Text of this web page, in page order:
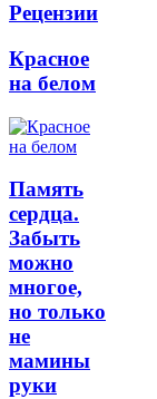
Рецензии
Красное
на белом
Память
сердца.
Забыть
можно
многое,
но только
не
мамины
руки